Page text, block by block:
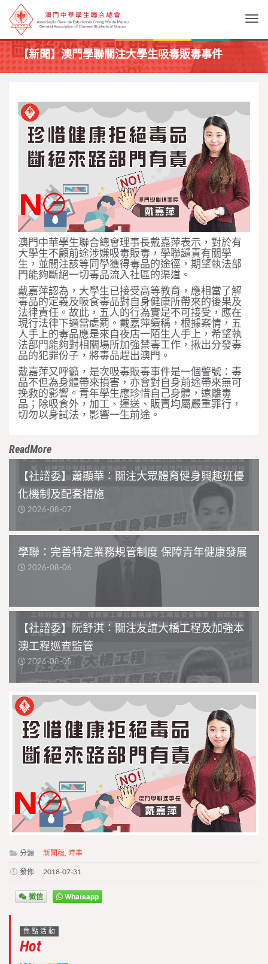
【新聞】澳門學聯關注大學生吸毒販毒事件
澳門中華學生聯合總會理事長戴嘉萍表示，對於有
大學生不顧前途涉嫌吸毒販毒，學聯譴責有關學
生，並關注該等同學獲得毒品的途徑，期望執法部
門能夠斷絕一切毒品流入社區的渠道。
戴嘉萍認為，大學生已接受高等教育，應相當了解
毒品的定義及吸食毒品對自身健康所帶來的後果及
法律責任。故此，五人的行為實是不可接受，應在
現行法律下適當處罰。戴嘉萍續稱，根據案情，五
人手上的毒品應是來自夜店一陌生人手上，希望執
法部門能夠對相關場所加強禁毒工作，揪出分發毒
品的犯罪份子，將毒品趕出澳門。
戴嘉萍又呼籲，是次吸毒販毒事件是一個警號：毒
品不但為身體帶來損害，亦會對自身前途帶來無可
挽救的影響。青年學生應珍惜自己身體，遠離毒
品；除吸食外，加工、運送、販賣均屬嚴重罪行，
切勿以身試法，影響一生前途。
ReadMore
【社諮委】蕭顯華：關注大眾體育健身興趣班優
化機制及配套措施
2026-08-07
學聯：完善特定業務規管制度 保障青年健康發展
2026-08-06
【社諮委】阮舒淇：關注友誼大橋工程及加強本
澳工程巡查監管
2026-08-05
分類 新聞稿 時事
發佈 2018-07-31
微信 Whatsapp
焦點活動
Hot